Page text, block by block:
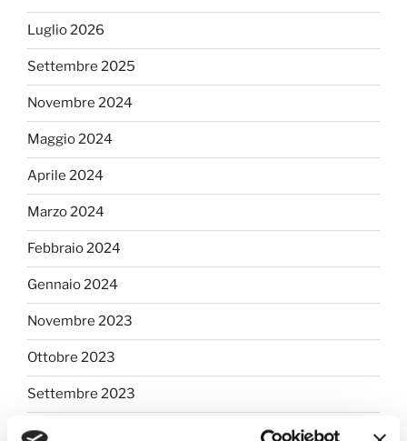
Luglio 2026
Settembre 2025
Novembre 2024
Maggio 2024
Aprile 2024
Marzo 2024
Febbraio 2024
Gennaio 2024
Novembre 2023
Ottobre 2023
Settembre 2023
Luglio 2023